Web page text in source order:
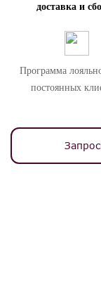
доставка и
Программа
постоянных